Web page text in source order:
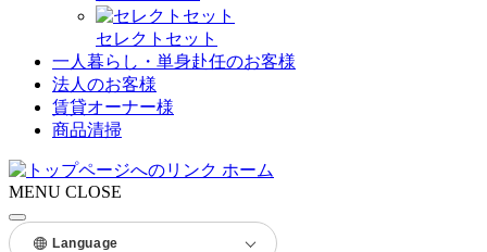
セレクトセット
一人暮らし・単身赴任のお客様
法人のお客様
賃貸オーナー様
商品清掃
ホーム
MENU CLOSE
Language